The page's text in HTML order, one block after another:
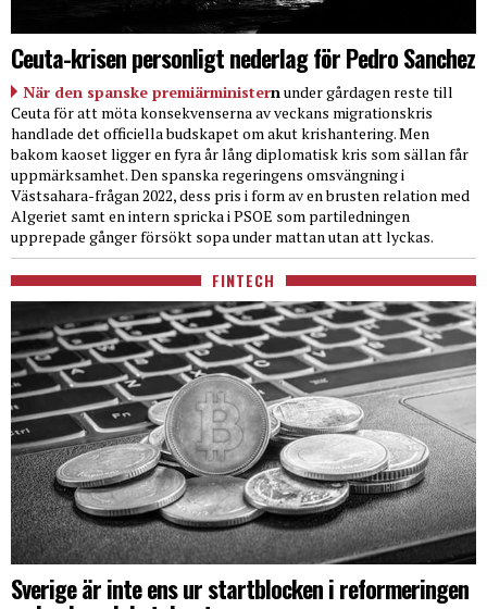
Ceuta-krisen personligt nederlag för Pedro Sanchez
När den spanske premiärministernunder gårdagen reste till
Ceuta för att möta konsekvenserna av veckans migrationskris
handlade det officiella budskapet om akut krishantering. Men
bakom kaoset ligger en fyra år lång diplomatisk kris som sällan får
uppmärksamhet. Den spanska regeringens omsvängning i
Västsahara-frågan 2022, dess pris i form av en brusten relation med
Algeriet samt en intern spricka i PSOE som partiledningen
upprepade gånger försökt sopa under mattan utan att lyckas.
FINTECH
Sverige är inte ens ur startblocken i reformeringen